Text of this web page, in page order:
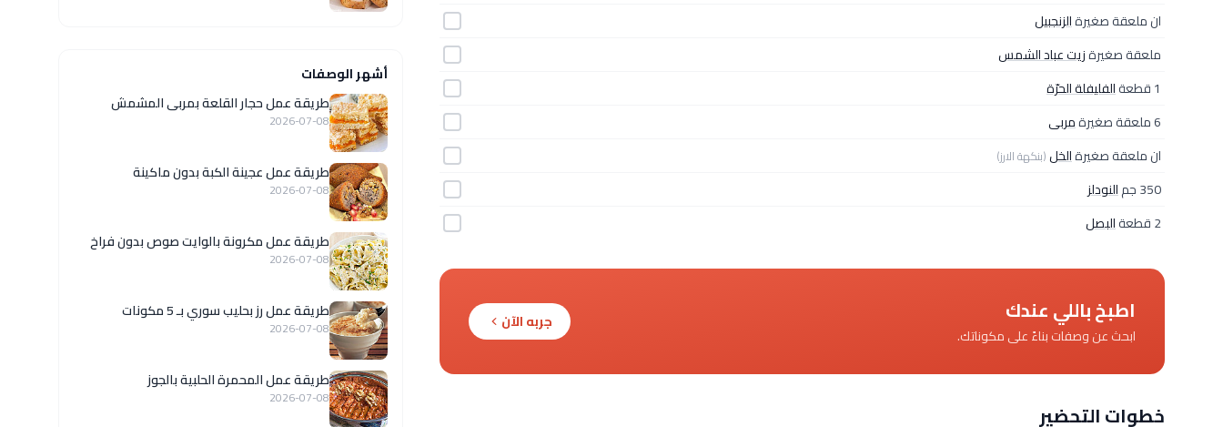
ان ملعقة صغيرةالزنجبيل
ملعقة صغيرةزيت عباد الشمس
1 قطعة
الفليفلة الحرّة
6 ملعقة صغيرة
مربى
ان ملعقة صغيرةالخل(بنكهة الارز)
350 جم
النودلز
2 قطعة
البصل
اطبخ باللي عندك
ابحث عن وصفات بناءً على مكوناتك.
جربه الآن
خطوات التحضير
أشهر الوصفات
طريقة عمل حجار القلعة بمربى المشمش
2026-07-08
طريقة عمل عجينة الكبة بدون ماكينة
2026-07-08
طريقة عمل مكرونة بالوايت صوص بدون فراخ
2026-07-08
طريقة عمل رز بحليب سوري بـ 5 مكونات
2026-07-08
طريقة عمل المحمرة الحلبية بالجوز
2026-07-08